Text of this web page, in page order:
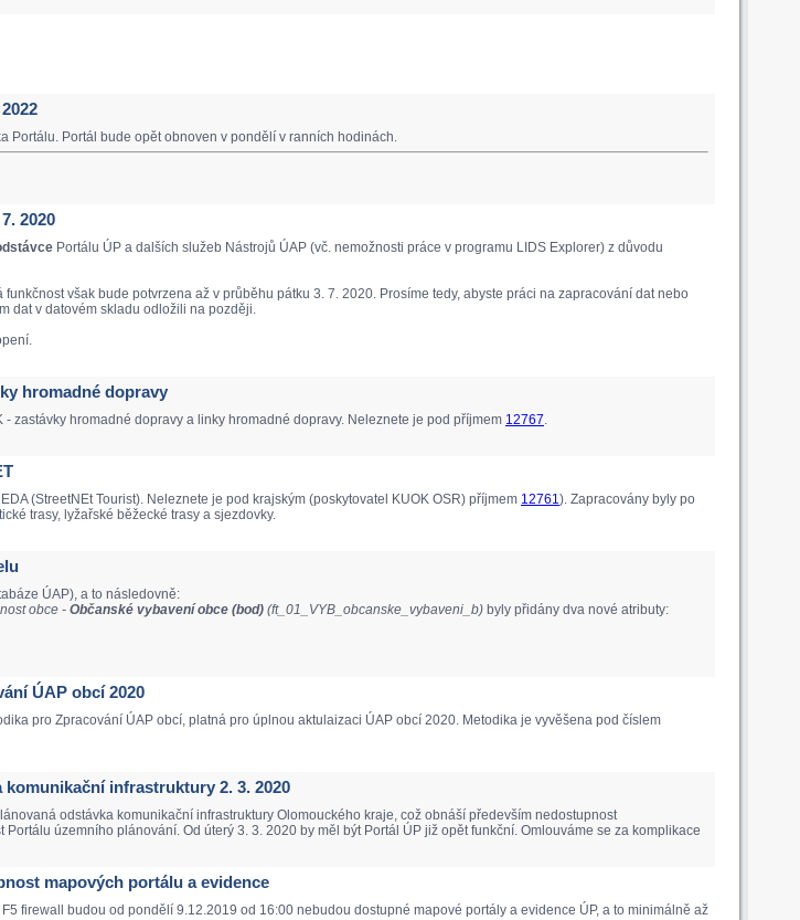
Portálu. Portál bude opět obnoven v pondělí v ranních hodinách.
2020
Portálu ÚP a dalších služeb Nástrojů ÚAP (vč. nemožnosti práce v programu LIDS Explorer) z důvodu
však bude potvrzena až v průběhu pátku 3. 7. 2020. Prosíme tedy, abyste práci na zapracování dat nebo
dat v datovém skladu odložili na později.
hromadné dopravy
zastávky hromadné dopravy a linky hromadné dopravy. Neleznete je pod příjmem 12767.
(StreetNEt Tourist). Neleznete je pod krajským (poskytovatel KUOK OSR) příjmem 12761). Zapracovány byly po
trasy, lyžařské běžecké trasy a sjezdovky.
ÚAP), a to následovně:
obce - Občanské vybavení obce (bod) (ft_01_VYB_obcanske_vybaveni_b) byly přidány dva nové atributy:
ÚAP obcí 2020
pro Zpracování ÚAP obcí, platná pro úplnou aktulaizaci ÚAP obcí 2020. Metodika je vyvěšena pod číslem
komunikační infrastruktury 2. 3. 2020
odstávka komunikační infrastruktury Olomouckého kraje, což obnáší především nedostupnost
územního plánování. Od úterý 3. 3. 2020 by měl být Portál ÚP již opět funkční. Omlouváme se za komplikace
mapových portálu a evidence
firewall budou od pondělí 9.12.2019 od 16:00 nebudou dostupné mapové portály a evidence ÚP, a to minimálně až